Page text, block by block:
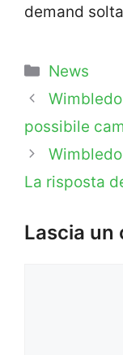
demand
Categorie
News
possibile
La risposta
Lascia un